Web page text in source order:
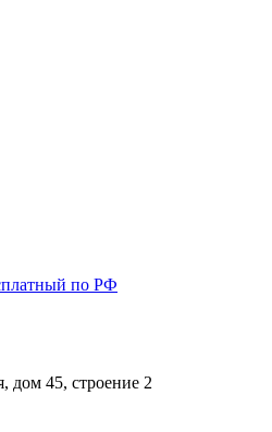
по РФ
дом 45, строение 2